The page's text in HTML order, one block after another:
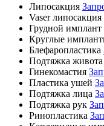
Липосакция
Vaser липосакция
Грудной имплант
Круглые
Блефаропластика
Подтяжка живота
Гинекомастия
Пластика ушей
Подтяжка лица
Подтяжка рук
Ринопластика